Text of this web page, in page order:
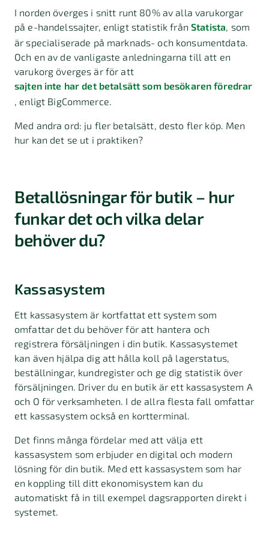
I norden överges i snitt runt 80% av alla varukorgar
på e-handelssajter, enligt statistik frånStatista, som
är specialiserade på marknads- och konsumentdata.
Och en av de vanligaste anledningarna till att en
varukorg överges är för att
sajten inte har det betalsätt som besökaren föredrar
, enligt BigCommerce.
Med andra ord: ju fler betalsätt, desto fler köp. Men
hur kan det se ut i praktiken?
Betallösningar för butik – hur
funkar det och vilka delar
behöver du?
Kassasystem
Ett kassasystem är kortfattat ett system som
omfattar det du behöver för att hantera och
registrera försäljningen i din butik. Kassasystemet
kan även hjälpa dig att hålla koll på lagerstatus,
beställningar, kundregister och ge dig statistik över
försäljningen. Driver du en butik är ett kassasystem A
och O för verksamheten. I de allra flesta fall omfattar
ett kassasystem också en kortterminal.
Det finns många fördelar med att välja ett
kassasystem som erbjuder en digital och modern
lösning för din butik. Med ett kassasystem som har
en koppling till ditt ekonomisystem kan du
automatiskt få in till exempel dagsrapporten direkt i
systemet.